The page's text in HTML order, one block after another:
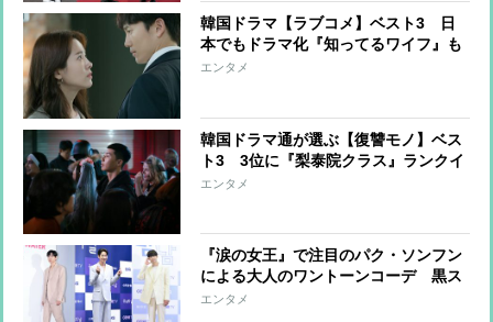
韓国ドラマ【ラブコメ】ベスト3 日
本でもドラマ化『知ってるワイフ』も
ランクイン
エンタメ
韓国ドラマ通が選ぶ【復讐モノ】ベス
ト3 3位に『梨泰院クラス』ランクイ
ン
エンタメ
『涙の女王』で注目のパク・ソンフン
による大人のワントーンコーデ 黒ス
ーツからデニムまで着こなしワザ
エンタメ